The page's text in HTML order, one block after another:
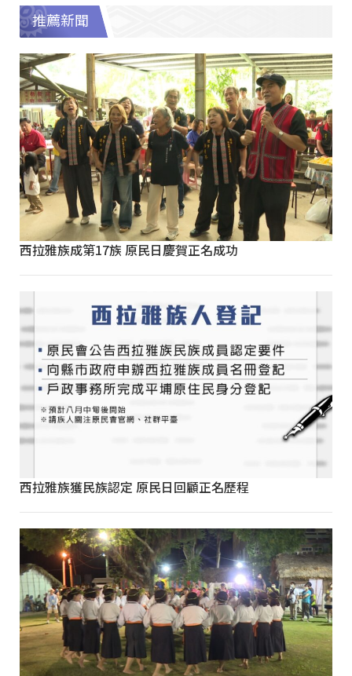
推薦新聞
西拉雅族成第17族 原民日慶賀正名成功
西拉雅族獲民族認定 原民日回顧正名歷程